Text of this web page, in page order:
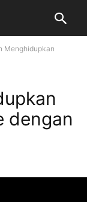
Menghidupkan
dengan